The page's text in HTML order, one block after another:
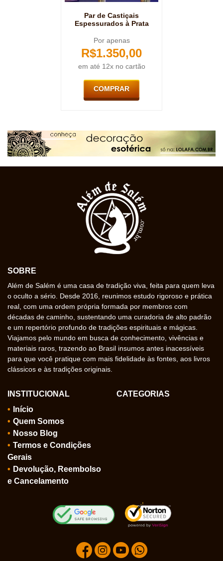
Par de Castiçais
Espessurados à Prata
Por apenas
R$1.350,00
em até 12x no cartão
COMPRAR
SOBRE
Além de Salém é uma casa de tradição viva, feita para quem leva
o oculto a sério. Desde 2016, reunimos estudo rigoroso e prática
real, com uma ordem própria formada por membros com
décadas de caminho, sustentando uma curadoria de alto padrão
e um repertório profundo de tradições espirituais e mágicas.
Viajamos pelo mundo em busca de conhecimento, vivências e
materiais raros, trazendo ao Brasil insumos antes inacessíveis
para que você pratique com mais fidelidade às fontes, aos livros
clássicos e às tradições originais.
INSTITUCIONAL
Início
Quem Somos
Nosso Blog
Termos e Condições
Gerais
Devolução, Reembolso
e Cancelamento
CATEGORIAS